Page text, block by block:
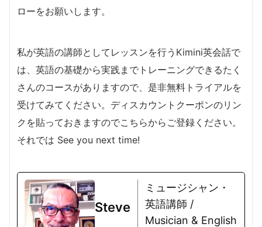
ローをお願いします。
私が英語の講師としてレッスンを行うKimini英会話で
は、英語の基礎から実践までトレーニングできるたく
さんのコースがありますので、是非無料トライアルを
受けてみてください。ディスカウントクーポンのリン
クを貼っておきますのでこちらからご登録ください。
それでは See you next time!
Steve
ミュージシャン・
英語講師 /
Musician & English